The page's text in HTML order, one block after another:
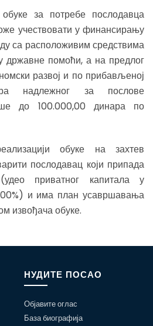
за потребе послодавца
учествовати у финансирању
са расположивим средствима
државне помоћи, а на предлог
развој и по прибављеној
надлежног за послове
до 100.000,00 динара по
обуке на захтев
послодавац који припада
приватног капитала у
100%) и има план усавршавања
извођача обуке.
НУДИТЕ ПОСАО
Објавите оглас
База биографија